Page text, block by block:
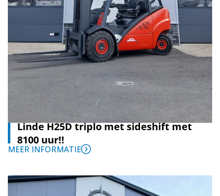
Linde H25D triplo met sideshift met
8100 uur!!
MEER INFORMATIE